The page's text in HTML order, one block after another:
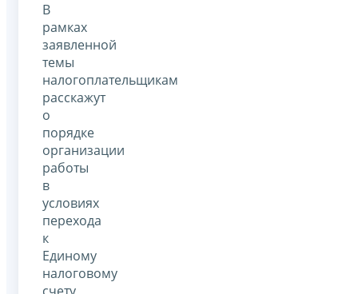
В
рамках
заявленной
темы
налогоплательщикам
расскажут
о
порядке
организации
работы
в
условиях
перехода
к
Единому
налоговому